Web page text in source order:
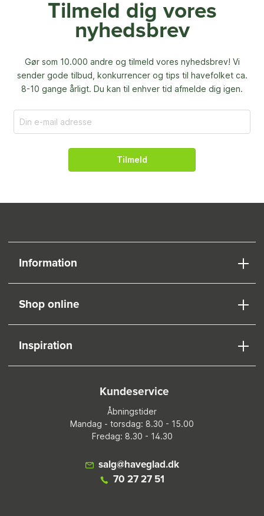
Tilmeld dig vores
nyhedsbrev
Gør som 10.000 andre og tilmeld vores nyhedsbrev! Vi
sender gode tilbud, konkurrencer og tips til havefolket ca.
8-10 gange årligt. Du kan til enhver tid afmelde dig igen.
Tilmeld
Information
Shop online
Inspiration
Kundeservice
Åbningstider
Mandag - torsdag: 8.30 - 15.00
Fredag: 8.30 - 14.30
salg@haveglad.dk
70 27 27 51